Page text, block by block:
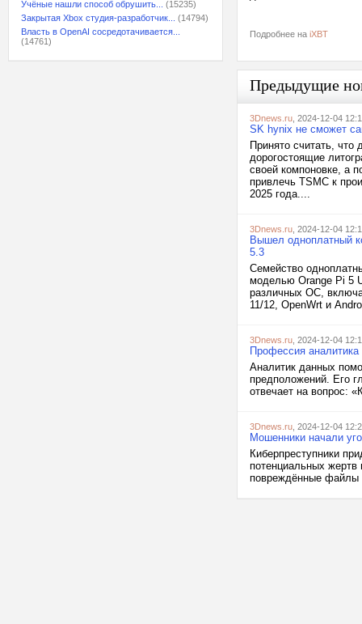
Учёные нашли способ обрушить...
(15235)
Закрытая Xbox студия-разработчик...
(14794)
Власть в OpenAI сосредотачивается...
(14761)
Подробнее на iXBT
Предыдущие
3Dnews.ru , 2024-12-04
SK hynix не сможет
Принято считать,
дорогостоящие
своей компоновке, а
привлечь TSMC к
2025 года....
3Dnews.ru , 2024-12-04
Вышел одноплатный
5.3
Семейство
моделью Orange Pi 5
различных ОС,
11/12, OpenWrt и
3Dnews.ru , 2024-12-04
Профессия
Аналитик данных
предположений. Его
отвечает на вопрос:
3Dnews.ru , 2024-12-04
Мошенники начали
Киберпреступники
потенциальных
повреждённые файлы